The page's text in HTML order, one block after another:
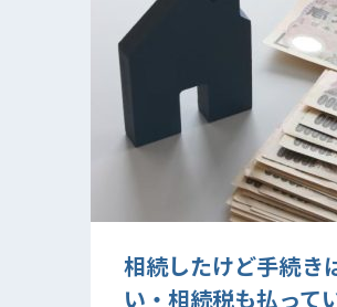
相続したけど手続き
い・相続税も払って